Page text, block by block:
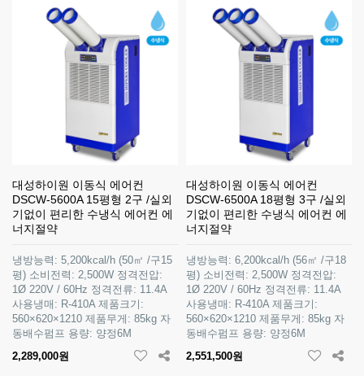
대성하이원 이동식 에어컨
DSCW-5600A 15평형 2구 /실외
기없이 편리한 수냉식 에어컨 에
너지절약
냉방능력: 5,200kcal/h (50㎡ /구15
평) 소비전력: 2,500W 정격전압:
1Ø 220V / 60Hz 정격전류: 11.4A
사용냉매: R-410A 제품크기:
560×620×1210 제품무게: 85kg 자
동배수펌프 용량: 양정6M
2,289,000원
대성하이원 이동식 에어컨
DSCW-6500A 18평형 3구 /실외
기없이 편리한 수냉식 에어컨 에
너지절약
냉방능력: 6,200kcal/h (56㎡ /구18
평) 소비전력: 2,500W 정격전압:
1Ø 220V / 60Hz 정격전류: 11.4A
사용냉매: R-410A 제품크기:
560×620×1210 제품무게: 85kg 자
동배수펌프 용량: 양정6M
2,551,500원